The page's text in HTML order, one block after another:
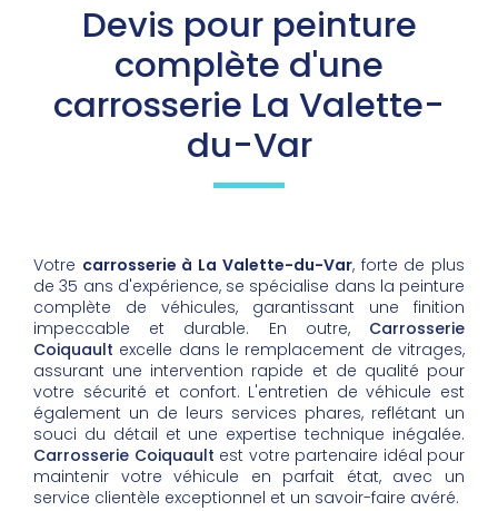
Devis pour peinture
complète d'une
carrosserie La Valette-
du-Var
Votre carrosserie à La Valette-du-Var, forte de plus
de 35 ans d'expérience, se spécialise dans la peinture
complète de véhicules, garantissant une finition
impeccable et durable. En outre, Carrosserie
Coiquault excelle dans le remplacement de vitrages,
assurant une intervention rapide et de qualité pour
votre sécurité et confort. L'entretien de véhicule est
également un de leurs services phares, reflétant un
souci du détail et une expertise technique inégalée.
Carrosserie Coiquault est votre partenaire idéal pour
maintenir votre véhicule en parfait état, avec un
service clientèle exceptionnel et un savoir-faire avéré.